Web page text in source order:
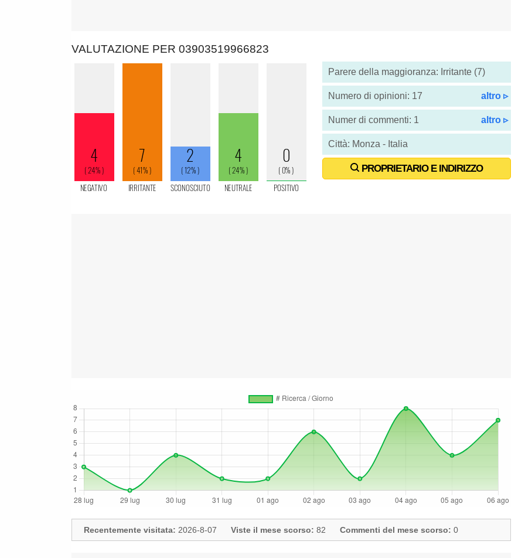
VALUTAZIONE PER 03903519966823
Parere della maggioranza: Irritante (7)
Numero di opinioni: 17 altro ▹
Numer di commenti: 1 altro ▹
Città: Monza - Italia
PROPRIETARIO E INDIRIZZO
Recentemente visitata: 2026-8-07 Viste il mese scorso: 82 Commenti del mese scorso: 0